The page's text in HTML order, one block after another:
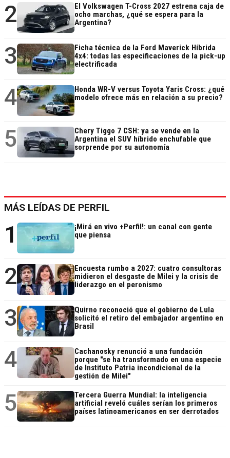
2
El Volkswagen T-Cross 2027 estrena caja de
ocho marchas, ¿qué se espera para la
Argentina?
3
Ficha técnica de la Ford Maverick Híbrida
4x4: todas las especificaciones de la pick-up
electrificada
4
Honda WR-V versus Toyota Yaris Cross: ¿qué
modelo ofrece más en relación a su precio?
5
Chery Tiggo 7 CSH: ya se vende en la
Argentina el SUV híbrido enchufable que
sorprende por su autonomía
MÁS LEÍDAS DE PERFIL
1
¡Mirá en vivo +Perfil!: un canal con gente
que piensa
2
Encuesta rumbo a 2027: cuatro consultoras
midieron el desgaste de Milei y la crisis de
liderazgo en el peronismo
3
Quirno reconoció que el gobierno de Lula
solicitó el retiro del embajador argentino en
Brasil
4
Cachanosky renunció a una fundación
porque "se ha transformado en una especie
de Instituto Patria incondicional de la
gestión de Milei"
5
Tercera Guerra Mundial: la inteligencia
artificial reveló cuáles serían los primeros
países latinoamericanos en ser derrotados